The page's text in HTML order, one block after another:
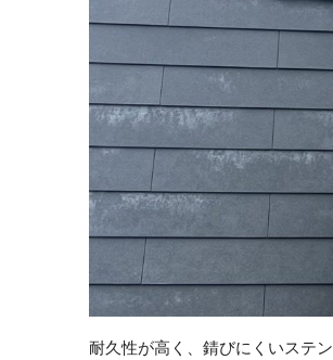
耐久性が高く、錆びにくいステ